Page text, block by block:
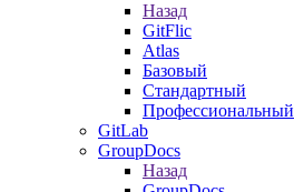
Назад
GitFlic
Atlas
Базовый
Стандартный
Профессиональный
GitLab
GroupDocs
Назад